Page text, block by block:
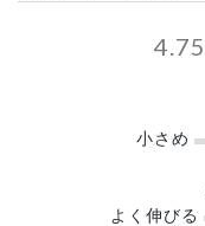
4.75
小さめ
よく伸びる